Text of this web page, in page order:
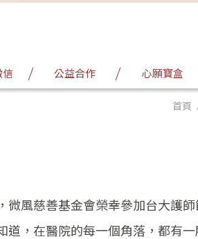
信 公益合作 心願寶盒
首頁
微風慈善基金會榮幸參加台大護師
道，在醫院的每一個角落，都有